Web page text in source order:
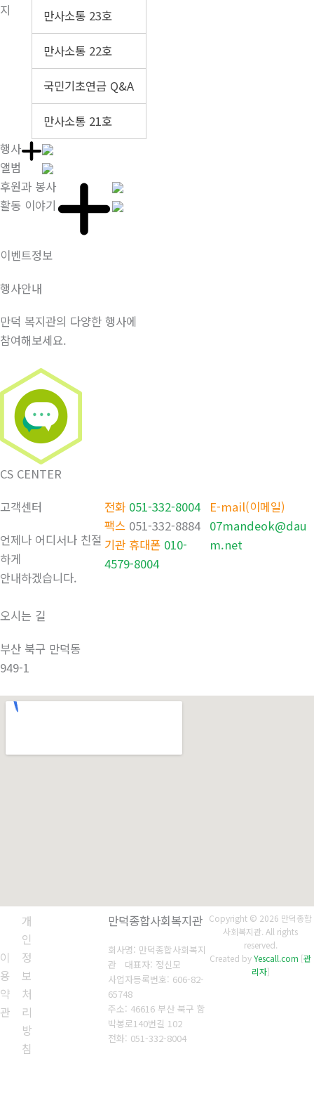
지
만사소통 23호
만사소통 22호
국민기초연금 Q&A
만사소통 21호
행사
앨범
후원과 봉사
활동 이야기
이벤트정보
행사안내
만덕 복지관의 다양한 행사에
참여해보세요.
CS CENTER
고객센터
언제나 어디서나 친절
하게
안내하겠습니다.
전화 051-332-8004
팩스 051-332-8884
기관 휴대폰 010-
4579-8004
E-mail(이메일)
07mandeok@dau
m.net
오시는 길
부산 북구 만덕동
949-1
이
용
약
관
개
인
정
보
처
리
방
침
만덕종합사회복지관
회사명: 만덕종합사회복지
관 대표자: 정신모
사업자등록번호: 606-82-
65748
주소: 46616 부산 북구 함
박봉로140번길 102
전화: 051-332-8004
Copyright © 2026 만덕종합
사회복지관. All rights
reserved.
Created byYescall.com [관
리자]